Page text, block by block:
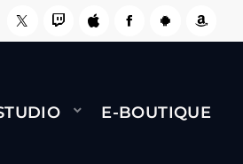
NAMI BERNARD MINET - FLY
E-BOUTIQUE